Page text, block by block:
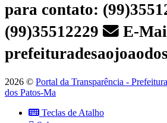
para contato:
(99)35512229
E-
2026 © Portal da Transparência -
dos Patos-Ma
Teclas de Atalho